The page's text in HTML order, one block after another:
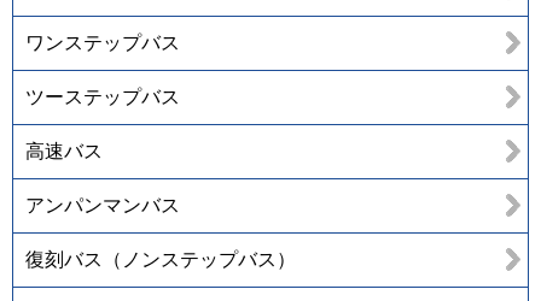
ワンステップバス
ツーステップバス
高速バス
アンパンマンバス
復刻バス（ノンステップバス）